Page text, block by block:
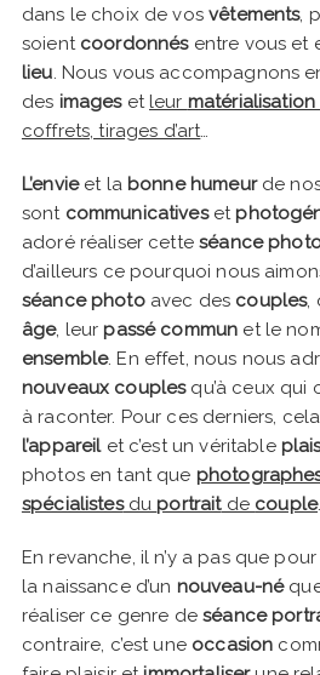
dans le choix de vosvêtements,
soient coordonnés entre vous et
lieu. Nous vous accompagnons
des images et leur matérialisation
coffrets, tirages d’art…
L’envie et la bonne humeurde
sont communicativeset
adoré réaliser cetteséance
d’ailleurs ce pourquoi nous
séance photoavec des couples,
âge, leur passé commun et le
ensemble. En effet, nous nous
nouveaux couplesqu’à ceux qui
à raconter. Pour ces derniers,
l’appareil et c’est un véritable
photos en tant que
spécialistesdu portraitde couple.
En revanche, il n’y a pas que pour
la naissance d’un nouveau-né
réaliser ce genre deséance
contraire, c’est une occasion